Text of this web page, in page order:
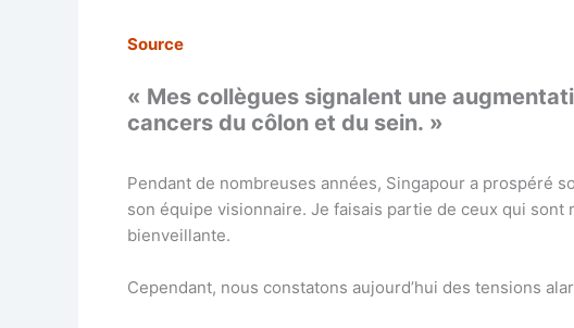
Source
« Mes collègues signalent une
cancers du côlon et du sein. »
Pendant de nombreuses années, Singapour a prospéré
son équipe visionnaire. Je faisais partie de ceux qui
bienveillante.
Cependant, nous constatons aujourd’hui des tensions